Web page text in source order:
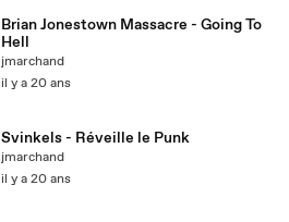
Brian Jonestown Massacre - Going To
Hell
jmarchand
il y a 20 ans
Svinkels - Réveille le Punk
jmarchand
il y a 20 ans